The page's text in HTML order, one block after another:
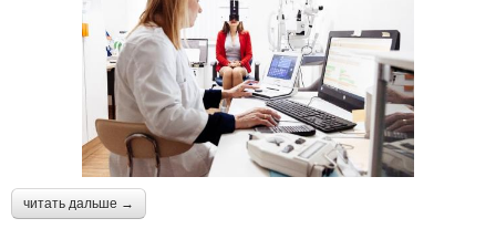
читать дальше →